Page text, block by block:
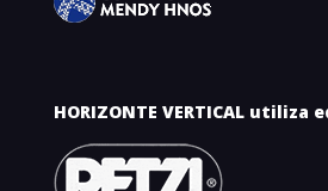
HORIZONTE VERTICAL utiliza